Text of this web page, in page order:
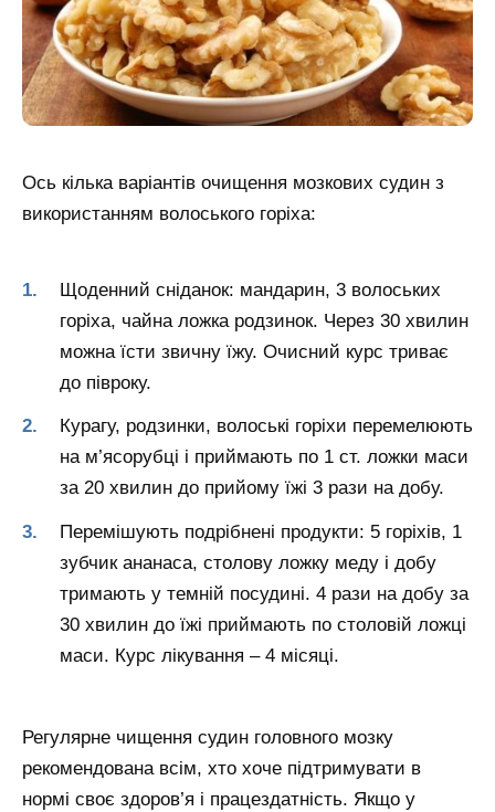
Ось кілька варіантів очищення мозкових судин з
використанням волоського горіха:
Щоденний сніданок: мандарин, 3 волоських
горіха, чайна ложка родзинок. Через 30 хвилин
можна їсти звичну їжу. Очисний курс триває
до півроку.
Курагу, родзинки, волоські горіхи перемелюють
на м’ясорубці і приймають по 1 ст. ложки маси
за 20 хвилин до прийому їжі 3 рази на добу.
Перемішують подрібнені продукти: 5 горіхів, 1
зубчик ананаса, столову ложку меду і добу
тримають у темній посудині. 4 рази на добу за
30 хвилин до їжі приймають по столовій ложці
маси. Курс лікування – 4 місяці.
Регулярне чищення судин головного мозку
рекомендована всім, хто хоче підтримувати в
нормі своє здоров’я і працездатність. Якщо у